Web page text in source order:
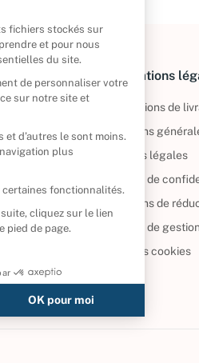
Informations
Informations de
Conditions
Mentions légales
Politique de
Conditions de
Politique de
Gérer vos cookies